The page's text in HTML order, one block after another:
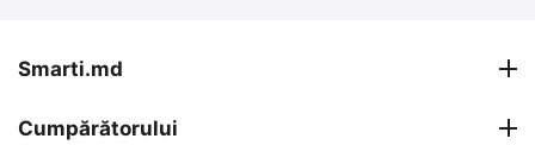
în stoc
26 999MDL
30 799 MDL -12%
Smarti.md
Cumpărătorului